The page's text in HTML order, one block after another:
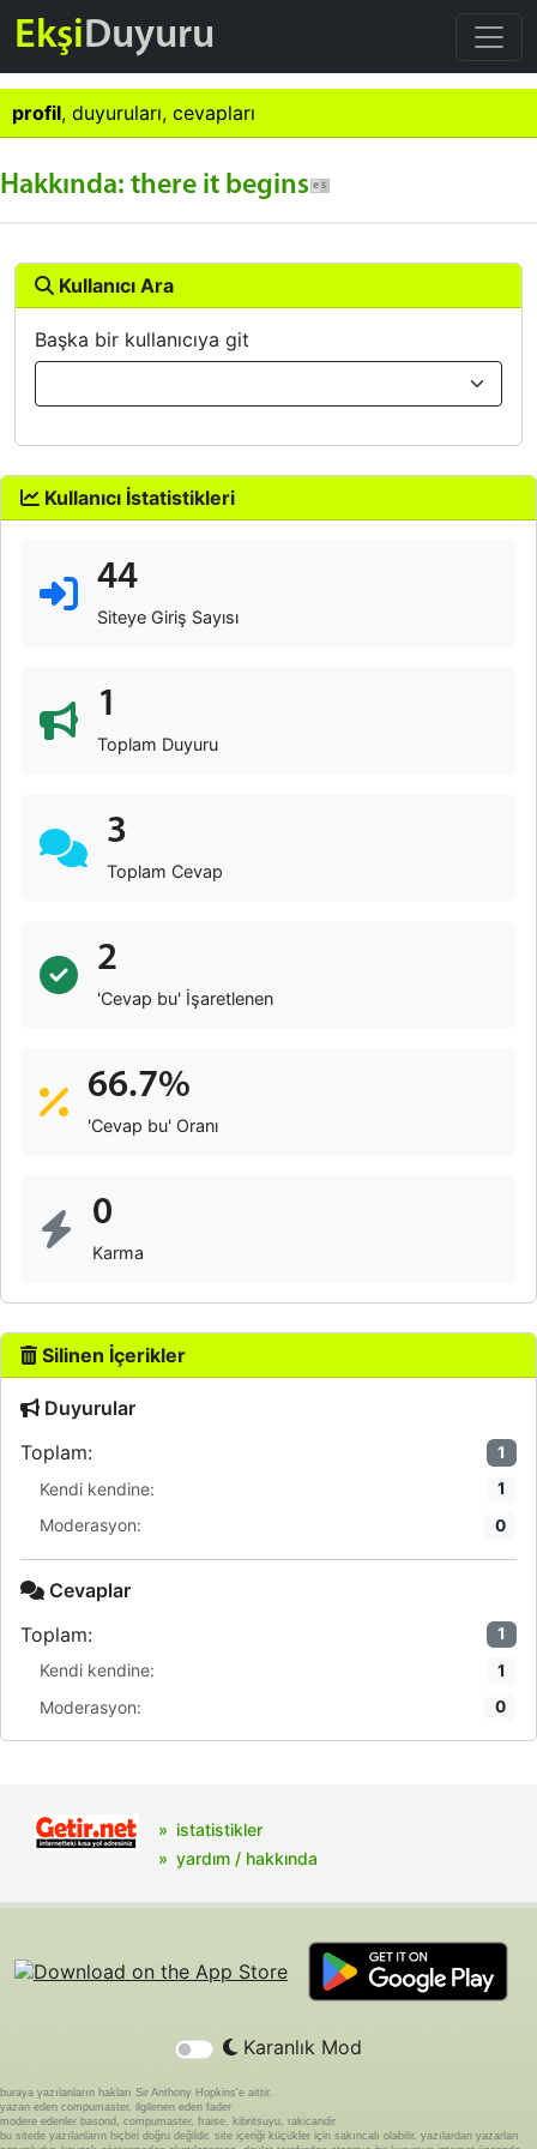
EkşiDuyuru
profil, duyuruları, cevapları
Hakkında: there it begins
Kullanıcı Ara
Başka bir kullanıcıya git
Kullanıcı İstatistikleri
44
Siteye Giriş Sayısı
1
Toplam Duyuru
3
Toplam Cevap
2
'Cevap bu' İşaretlenen
66.7%
'Cevap bu' Oranı
0
Karma
Silinen İçerikler
Duyurular
Toplam:
1
Kendi kendine: 1
Moderasyon: 0
Cevaplar
Toplam:
1
Kendi kendine: 1
Moderasyon: 0
istatistikler
yardım / hakkında
Karanlık Mod
buraya yazılanların hakları Sir Anthony Hopkins'e aittir.
yazan eden compumaster, ilgilenen eden fader
modere edenler basond, compumaster, fraise, kibritsuyu, rakicandir
bu sitede yazılanların hiçbiri doğru değildir. site içeriği küçükler için sakıncalı olabilir. yazılardan yazarları